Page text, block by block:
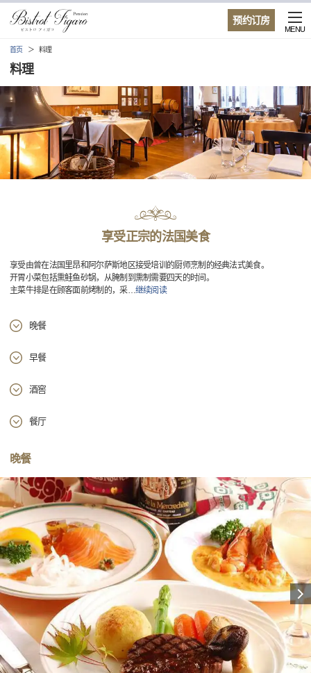
预约订房
MENU
首页 料理
料理
享受正宗的法国美食
享受由曾在法国里昂和阿尔萨斯地区接受培训的厨师烹制的经典法式美食。
开胃小菜包括熏鲑鱼砂锅，从腌制到熏制需要四天的时间。
主菜牛排是在顾客面前烤制的，采…继续阅读
晚餐
早餐
酒窖
餐厅
晚餐